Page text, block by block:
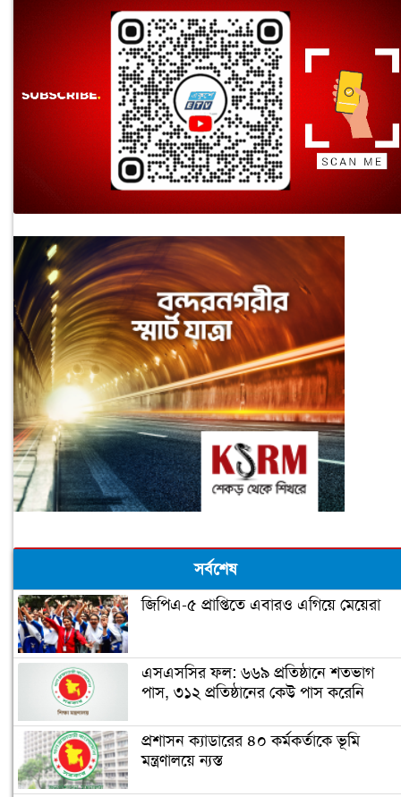
সর্বশেষ
জিপিএ-৫ প্রাপ্তিতে এবারও এগিয়ে মেয়েরা
এসএসসির ফল: ৬৬৯ প্রতিষ্ঠানে শতভাগ
পাস, ৩১২ প্রতিষ্ঠানের কেউ পাস করেনি
প্রশাসন ক্যাডারের ৪০ কর্মকর্তাকে ভূমি
মন্ত্রণালয়ে ন্যস্ত